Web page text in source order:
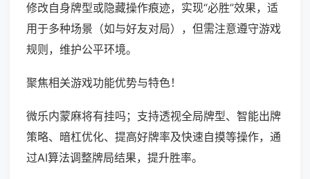
修改自身牌型或隐藏操作痕迹，实现“必胜”效果，适
用于多种场景（如与好友对局），但需注意遵守游戏
规则，维护公平环境。
聚焦相关游戏功能优势与特色！
微乐内蒙麻将有挂吗；支持透视全局牌型、智能出牌
策略、暗杠优化、提高好牌率及快速自摸等操作，通
过AI算法调整牌局结果，提升胜率。